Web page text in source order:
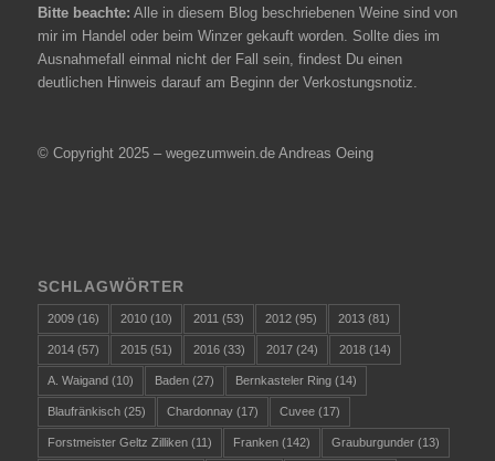
Bitte beachte: Alle in diesem Blog beschriebenen Weine sind von
mir im Handel oder beim Winzer gekauft worden. Sollte dies im
Ausnahmefall einmal nicht der Fall sein, findest Du einen
deutlichen Hinweis darauf am Beginn der Verkostungsnotiz.
© Copyright 2025 – wegezumwein.de Andreas Oeing
SCHLAGWÖRTER
2009(16) 2010(10) 2011 (53) 2012(95) 2013(81)
2014(57) 2015(51) 2016(33) 2017(24) 2018(14)
A. Waigand (10) Baden(27) Bernkasteler Ring(14)
Blaufränkisch(25) Chardonnay(17) Cuvee(17)
Forstmeister Geltz Zilliken(11) Franken(142) Grauburgunder(13)